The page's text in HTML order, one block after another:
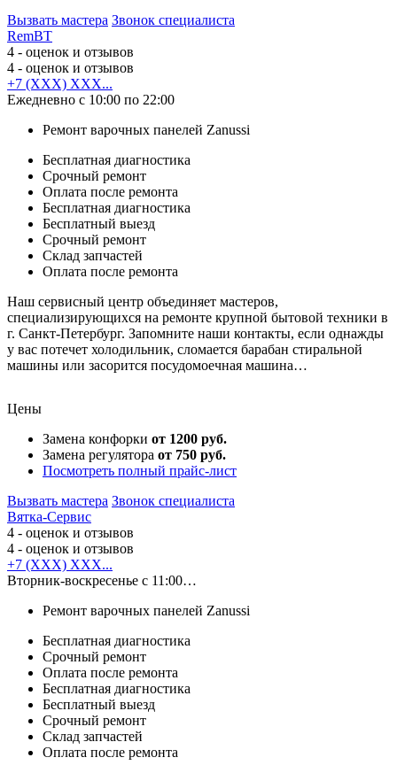
Вызвать мастера Звонок специалиста
RemBT
4 - оценок и отзывов
4 - оценок и отзывов
+7 (XXX) XXX...
Ежедневно с 10:00 по 22:00
Ремонт варочных панелей Zanussi
Бесплатная диагностика
Срочный ремонт
Оплата после ремонта
Бесплатная диагностика
Бесплатный выезд
Срочный ремонт
Cклад запчастей
Оплата после ремонта
Наш сервисный центр объединяет мастеров,
специализирующихся на ремонте крупной бытовой техники в
г. Санкт-Петербург. Запомните наши контакты, если однажды
у вас потечет холодильник, сломается барабан стиральной
машины или засорится посудомоечная машина…
Цены
Замена конфорки от 1200 руб.
Замена регулятора от 750 руб.
Посмотреть полный прайс-лист
Вызвать мастера Звонок специалиста
Вятка-Сервис
4 - оценок и отзывов
4 - оценок и отзывов
+7 (XXX) XXX...
Вторник-воскресенье с 11:00…
Ремонт варочных панелей Zanussi
Бесплатная диагностика
Срочный ремонт
Оплата после ремонта
Бесплатная диагностика
Бесплатный выезд
Срочный ремонт
Cклад запчастей
Оплата после ремонта